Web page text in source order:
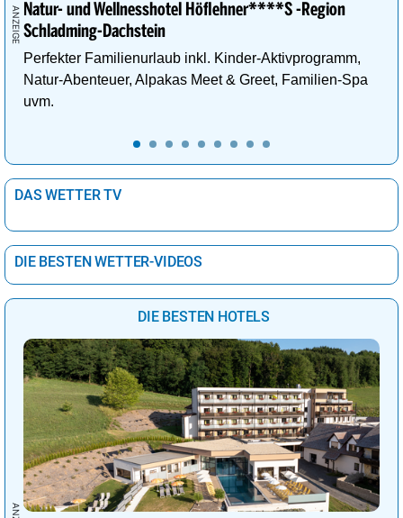
Natur- und Wellnesshotel Höflehner****S -Region
Schladming-Dachstein
Perfekter Familienurlaub inkl. Kinder-Aktivprogramm,
Natur-Abenteuer, Alpakas Meet & Greet, Familien-Spa
uvm.
DAS WETTER TV
DIE BESTEN WETTER-VIDEOS
DIE BESTEN HOTELS